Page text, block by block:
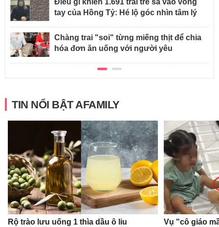
tay của Hồng Tỷ: Hé lộ góc nhìn tâm lý
Chàng trai "soi" từng miếng thịt để chia
hóa đơn ăn uống với người yêu
TIN NỔI BẬT AFAMILY
Rộ trào lưu uống 1 thìa dầu ô liu
Vụ "cô giáo